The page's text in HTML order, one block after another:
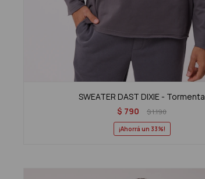
SWEATER DAST DIXIE - Tormenta
$ 790 $1.190
33